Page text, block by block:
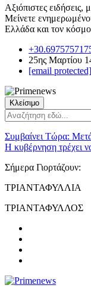
Αξιόπιστες
Μείνετε
Ελλάδα και τον
25ης Μαρτίου
[email protected]
Κλείσιμο
Συμβαίνει Τώρα:
Η κυβέρνηση τρέχει
Σήμερα Γιορτάζουν:
ΤΡΙΑΝΤΑΦΥΛΛΙΑ
ΤΡΙΑΝΤΑΦΥΛΛΟΣ